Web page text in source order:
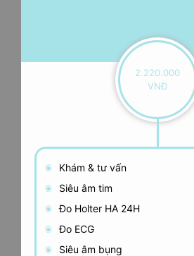
2.220.000
VNĐ
Khám & tư vấn
Siêu âm tim
Đo Holter HA 24H
Đo ECG
Siêu âm bụng